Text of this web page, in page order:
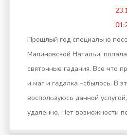
Прошлый год специально
Малиновской Натальи,
святочные гадания. Все что
и маг и гадалка –сбылось. В
воспользуюсь данной
удаленно. Нет возможности